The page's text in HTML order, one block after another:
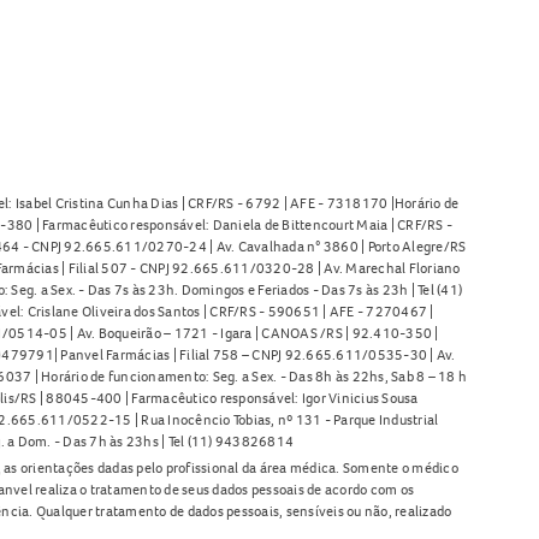
Cristina Cunha Dias | CRF/RS - 6792 | AFE - 7318170 |Horário de
| Farmacêutico responsável: Daniela de Bittencourt Maia | CRF/RS -
- CNPJ 92.665.611/0270-24 | Av. Cavalhada n° 3860 | Porto Alegre/RS
| Filial 507 - CNPJ 92.665.611/0320-28 | Av. Marechal Floriano
a Sex. - Das 7s às 23h. Domingos e Feriados - Das 7s às 23h | Tel (41)
Crislane Oliveira dos Santos | CRF/RS - 590651 | AFE - 7270467 |
0514-05 | Av. Boqueirão – 1721 - Igara | CANOAS /RS | 92.410-350 |
Panvel Farmácias | Filial 758 – CNPJ 92.665.611/0535-30 | Av.
| Horário de funcionamento: Seg. a Sex. - Das 8h às 22hs, Sab 8 – 18 h
RS | 88045-400 | Farmacêutico responsável: Igor Vinicius Sousa
0522-15 | Rua Inocêncio Tobias, nº 131 - Parque Industrial
a Dom. - Das 7h às 23hs | Tel (11) 943826814
orientações dadas pelo profissional da área médica. Somente o médico
realiza o tratamento de seus dados pessoais de acordo com os
Qualquer tratamento de dados pessoais, sensíveis ou não, realizado